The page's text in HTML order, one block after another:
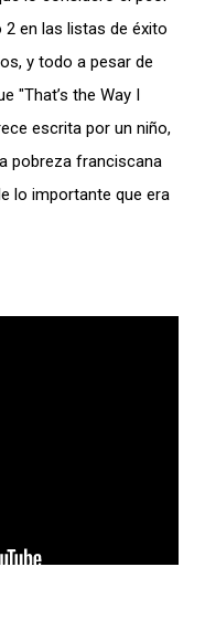
en las listas de éxito
y todo a pesar de
"That’s the Way I
escrita por un niño,
pobreza franciscana
lo importante que era